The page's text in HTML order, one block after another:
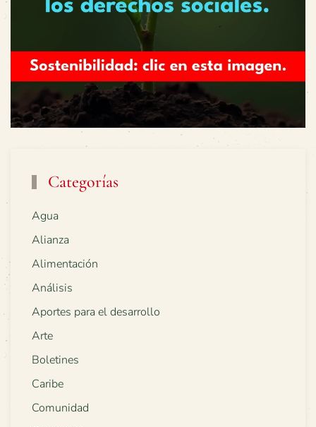
Categorías
Agua
Alianza
Alimentación
Análisis
Aportes para el desarrollo
Arte
Boletines
Caribe
Comunidad